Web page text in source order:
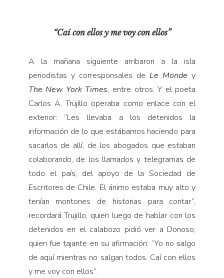
“Caí con ellos y me voy con ellos”
A la mañana siguiente arribaron a la isla
periodistas y corresponsales de Le Mondey
The New York Times, entre otros. Y el poeta
Carlos A. Trujillo operaba como enlace con el
exterior: “Les llevaba a los detenidos la
información de lo que estábamos haciendo para
sacarlos de allí, de los abogados que estaban
colaborando, de los llamados y telegramas de
todo el país, del apoyo de la Sociedad de
Escritores de Chile. El ánimo estaba muy alto y
tenían montones de historias para contar”,
recordará Trujillo, quien luego de hablar con los
detenidos en el calabozo pidió ver a Donoso,
quien fue tajante en su afirmación: “Yo no salgo
de aquí mientras no salgan todos. Caí con ellos
y me voy con ellos”.